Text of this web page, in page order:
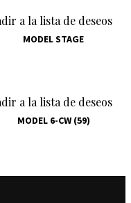
a la lista de deseos
MODEL STAGE
a la lista de deseos
MODEL 6-CW (59)